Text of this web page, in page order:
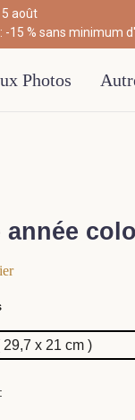
août
: -15 % sans minimum
Photos
année